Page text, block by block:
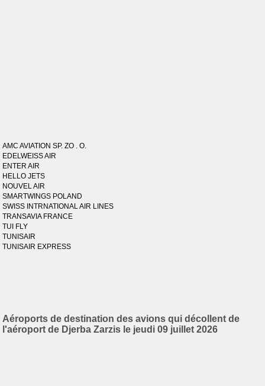
AMC AVIATION SP. ZO . O.
EDELWEISS AIR
ENTER AIR
HELLO JETS
NOUVEL AIR
SMARTWINGS POLAND
SWISS INTRNATIONAL AIR LINES
TRANSAVIA FRANCE
TUI FLY
TUNISAIR
TUNISAIR EXPRESS
Aéroports de destination des avions qui décollent de
l'aéroport de Djerba Zarzis le jeudi 09 juillet 2026